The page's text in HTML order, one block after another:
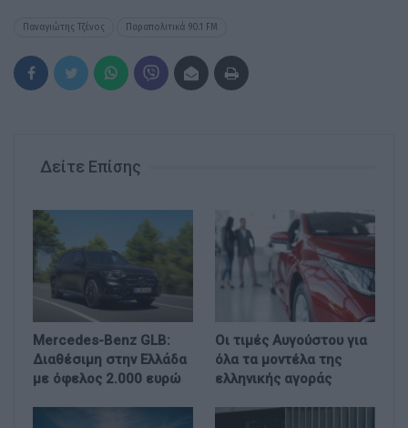
Παναγιώτης Τζένος Παραπολιτικά 90.1 FM
Δείτε Επίσης
Mercedes-Benz GLB:
Διαθέσιμη στην Ελλάδα
με όφελος 2.000 ευρώ
Οι τιμές Αυγούστου για
όλα τα μοντέλα της
ελληνικής αγοράς